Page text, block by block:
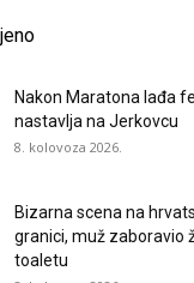
Nakon Maratona lađa
nastavlja na Jerkovcu
8. kolovoza 2026.
Bizarna scena na
granici, muž zaboravio
toaletu